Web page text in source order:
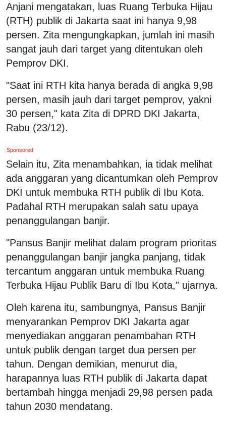
Anjani mengatakan, luas Ruang Terbuka Hijau
(RTH) publik di Jakarta saat ini hanya 9,98
persen. Zita mengungkapkan, jumlah ini masih
sangat jauh dari target yang ditentukan oleh
Pemprov DKI.
"Saat ini RTH kita hanya berada di angka 9,98
persen, masih jauh dari target pemprov, yakni
30 persen," kata Zita di DPRD DKI Jakarta,
Rabu (23/12).
Sponsored
Selain itu, Zita menambahkan, ia tidak melihat
ada anggaran yang dicantumkan oleh Pemprov
DKI untuk membuka RTH publik di Ibu Kota.
Padahal RTH merupakan salah satu upaya
penanggulangan banjir.
"Pansus Banjir melihat dalam program prioritas
penanggulangan banjir jangka panjang, tidak
tercantum anggaran untuk membuka Ruang
Terbuka Hijau Publik Baru di Ibu Kota," ujarnya.
Oleh karena itu, sambungnya, Pansus Banjir
menyarankan Pemprov DKI Jakarta agar
menyediakan anggaran penambahan RTH
untuk publik dengan target dua persen per
tahun. Dengan demikian, menurut dia,
harapannya luas RTH publik di Jakarta dapat
bertambah hingga menjadi 29,98 persen pada
tahun 2030 mendatang.